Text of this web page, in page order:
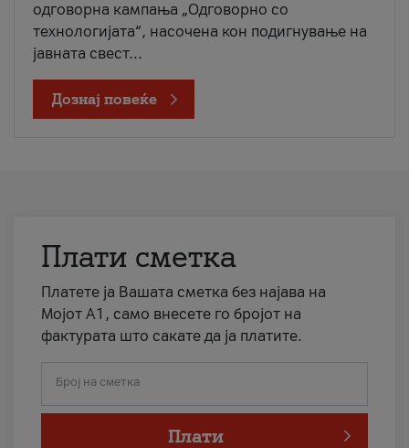
одговорна кампања „Одговорно со
технологијата“, насочена кон подигнување на
јавната свест...
Дознај повеќе
Плати сметка
Платете ја Вашата сметка без најава на
Мојот А1, само внесете го бројот на
фактурата што сакате да ја платите.
Број на сметка
Плати